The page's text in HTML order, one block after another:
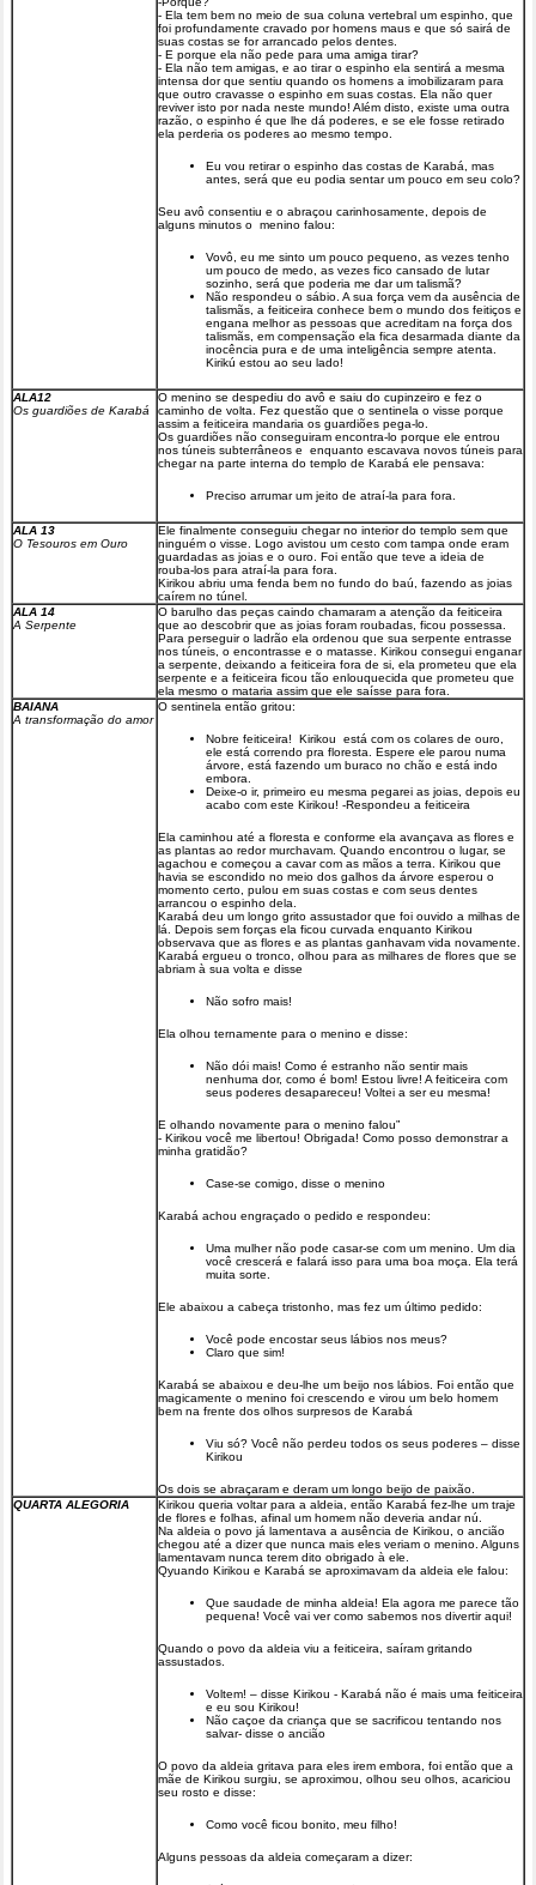
- Ela tem bem no meio de sua coluna vertebral um espinho, que
foi profundamente cravado por homens maus e que só sairá de
suas costas se for arrancado pelos dentes.
- E porque ela não pede para uma amiga tirar?
- Ela não tem amigas, e ao tirar o espinho ela sentirá a mesma
intensa dor que sentiu quando os homens a imobilizaram para
que outro cravasse o espinho em suas costas. Ela não quer
reviver isto por nada neste mundo! Além disto, existe uma outra
razão, o espinho é que lhe dá poderes, e se ele fosse retirado
ela perderia os poderes ao mesmo tempo.
Eu vou retirar o espinho das costas de Karabá, mas
antes, será que eu podia sentar um pouco em seu colo?
Seu avô consentiu e o abraçou carinhosamente, depois de
alguns minutos o menino falou:
Vovô, eu me sinto um pouco pequeno, as vezes tenho
um pouco de medo, as vezes fico cansado de lutar
sozinho, será que poderia me dar um talismã?
Não respondeu o sábio. A sua força vem da ausência de
talismãs, a feiticeira conhece bem o mundo dos feitiços e
engana melhor as pessoas que acreditam na força dos
talismãs, em compensação ela fica desarmada diante da
inocência pura e de uma inteligência sempre atenta.
Kirikú estou ao seu lado!
ALA12
Os guardiões de Karabá
O menino se despediu do avô e saiu do cupinzeiro e fez o
caminho de volta. Fez questão que o sentinela o visse porque
assim a feiticeira mandaria os guardiões pega-lo.
Os guardiões não conseguiram encontra-lo porque ele entrou
nos túneis subterrâneos e enquanto escavava novos túneis para
chegar na parte interna do templo de Karabá ele pensava:
Preciso arrumar um jeito de atraí-la para fora.
ALA 13
O Tesouros em Ouro
Ele finalmente conseguiu chegar no interior do templo sem que
ninguém o visse. Logo avistou um cesto com tampa onde eram
guardadas as joias e o ouro. Foi então que teve a ideia de
rouba-los para atraí-la para fora.
Kirikou abriu uma fenda bem no fundo do baú, fazendo as joias
caírem no túnel.
ALA 14
A Serpente
O barulho das peças caindo chamaram a atenção da feiticeira
que ao descobrir que as joias foram roubadas, ficou possessa.
Para perseguir o ladrão ela ordenou que sua serpente entrasse
nos túneis, o encontrasse e o matasse. Kirikou consegui enganar
a serpente, deixando a feiticeira fora de si, ela prometeu que ela
serpente e a feiticeira ficou tão enlouquecida que prometeu que
ela mesmo o mataria assim que ele saísse para fora.
BAIANA
A transformação do amor
O sentinela então gritou:
Nobre feiticeira! Kirikou está com os colares de ouro,
ele está correndo pra floresta. Espere ele parou numa
árvore, está fazendo um buraco no chão e está indo
embora.
Deixe-o ir, primeiro eu mesma pegarei as joias, depois eu
acabo com este Kirikou! -Respondeu a feiticeira
Ela caminhou até a floresta e conforme ela avançava as flores e
as plantas ao redor murchavam. Quando encontrou o lugar, se
agachou e começou a cavar com as mãos a terra. Kirikou que
havia se escondido no meio dos galhos da árvore esperou o
momento certo, pulou em suas costas e com seus dentes
arrancou o espinho dela.
Karabá deu um longo grito assustador que foi ouvido a milhas de
lá. Depois sem forças ela ficou curvada enquanto Kirikou
observava que as flores e as plantas ganhavam vida novamente.
Karabá ergueu o tronco, olhou para as milhares de flores que se
abriam à sua volta e disse
Não sofro mais!
Ela olhou ternamente para o menino e disse:
Não dói mais! Como é estranho não sentir mais
nenhuma dor, como é bom! Estou livre! A feiticeira com
seus poderes desapareceu! Voltei a ser eu mesma!
E olhando novamente para o menino falou”
- Kirikou você me libertou! Obrigada! Como posso demonstrar a
minha gratidão?
Case-se comigo, disse o menino
Karabá achou engraçado o pedido e respondeu:
Uma mulher não pode casar-se com um menino. Um dia
você crescerá e falará isso para uma boa moça. Ela terá
muita sorte.
Ele abaixou a cabeça tristonho, mas fez um último pedido:
Você pode encostar seus lábios nos meus?
Claro que sim!
Karabá se abaixou e deu-lhe um beijo nos lábios. Foi então que
magicamente o menino foi crescendo e virou um belo homem
bem na frente dos olhos surpresos de Karabá
Viu só? Você não perdeu todos os seus poderes – disse
Kirikou
Os dois se abraçaram e deram um longo beijo de paixão.
QUARTA ALEGORIA
Kirikou queria voltar para a aldeia, então Karabá fez-lhe um traje
de flores e folhas, afinal um homem não deveria andar nú.
Na aldeia o povo já lamentava a ausência de Kirikou, o ancião
chegou até a dizer que nunca mais eles veriam o menino. Alguns
lamentavam nunca terem dito obrigado à ele.
Qyuando Kirikou e Karabá se aproximavam da aldeia ele falou:
Que saudade de minha aldeia! Ela agora me parece tão
pequena! Você vai ver como sabemos nos divertir aqui!
Quando o povo da aldeia viu a feiticeira, saíram gritando
assustados.
Voltem! – disse Kirikou - Karabá não é mais uma feiticeira
e eu sou Kirikou!
Não caçoe da criança que se sacrificou tentando nos
salvar- disse o ancião
O povo da aldeia gritava para eles irem embora, foi então que a
mãe de Kirikou surgiu, se aproximou, olhou seu olhos, acariciou
seu rosto e disse:
Como você ficou bonito, meu filho!
Alguns pessoas da aldeia começaram a dizer: